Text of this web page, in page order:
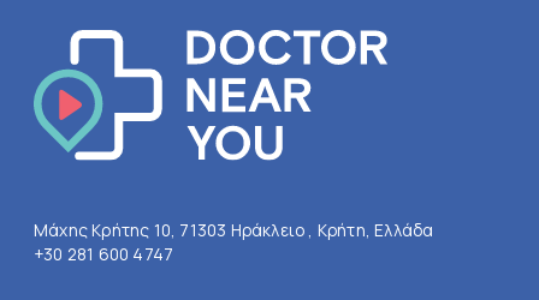
Μάχης Κρήτης 10, 71303 Ηράκλειο , Κρήτη, Ελλάδα
+30 281 600 4747